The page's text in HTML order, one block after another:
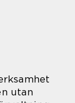
utan